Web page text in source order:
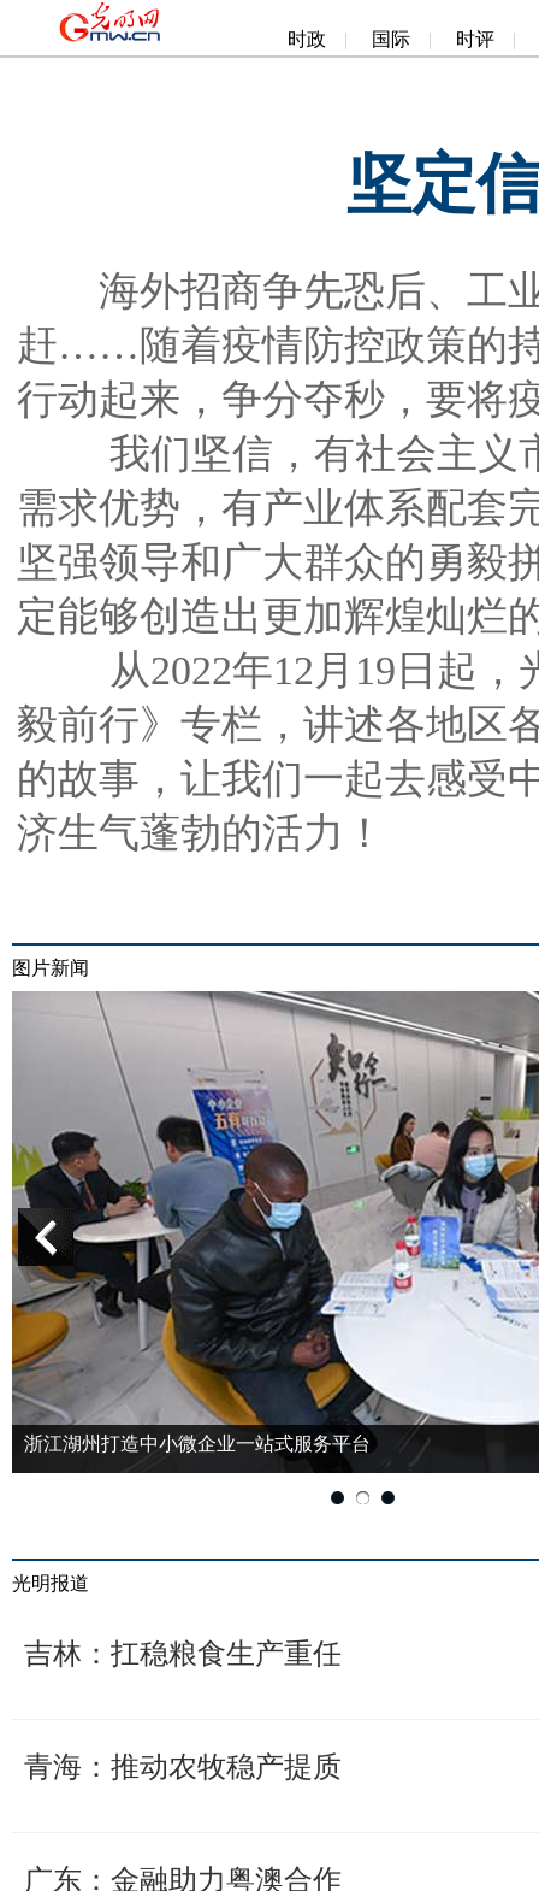
时政 | 国际 | 时评 |
坚定
海外招商争先恐后、工业
赶……随着疫情防控政策的
行动起来，争分夺秒，要将
我们坚信，有社会主义市
需求优势，有产业体系配套
坚强领导和广大群众的勇毅
定能够创造出更加辉煌灿烂
从2022年12月19日起，
毅前行》专栏，讲述各地区
的故事，让我们一起去感受
济生气蓬勃的活力！
图片新闻
浙江湖州打造中小微企业一站式服务平台
光明报道
吉林：扛稳粮食生产重任
青海：推动农牧稳产提质
广东：金融助力粤澳合作